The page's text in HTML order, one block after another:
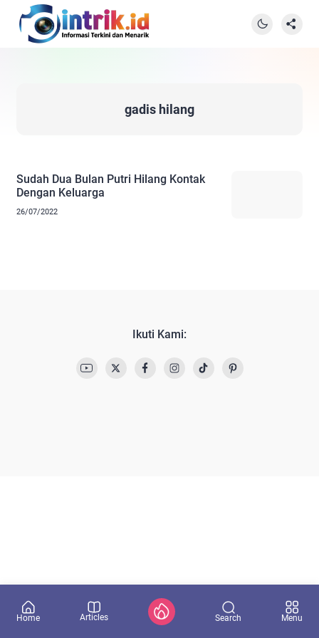
gadis hilang
Sudah Dua Bulan Putri Hilang Kontak
Dengan Keluarga
26/07/2022
Ikuti Kami:
Home Articles Search Menu